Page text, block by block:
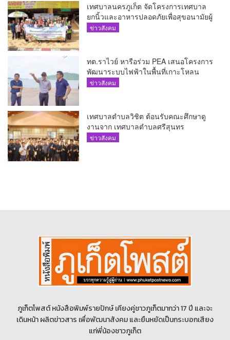
เทศบาลนครภูเก็ต จัดโครงการเทศบาล
ยกนิ้วและอาหารปลอดภัยเพื่อสุขอนามัยผู้
บริโภค
ข่าวสังคม
ทต.ราไวย์ หารือร่วม PEA เสนอโครงการ
พัฒนาระบบไฟฟ้าในพื้นที่เกาะโหลน
ข่าวสังคม
เทศบาลตำบลวิชิต ต้อนรับคณะศึกษาดู
งานจาก เทศบาลตำบลศรีสุนทร
ข่าวสังคม
ภูเก็ตโพสต์ หนังสือพิมพ์รายปักษ์ เคียงคู่ชาวภูเก็ตมากว่า 17 ปี และจะ
เดินหน้า ผลิตข่าวสาร เพื่อพัฒนาสังคม และยืนหยัดเป็นกระบอกเสียง
แก่พี่น้องชาวภูเก็ต